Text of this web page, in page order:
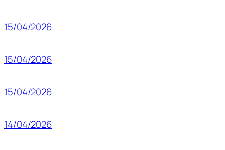
15/04/2026
15/04/2026
15/04/2026
14/04/2026